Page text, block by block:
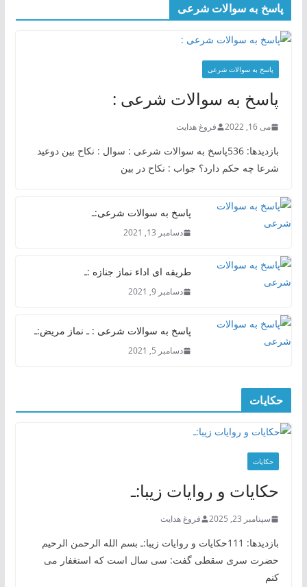
پاسخ به سوالات شرعی
پاسخ به سوالات شرعی
پاسخ به سوالات شرعی :
می 16, 2022 فروغ هدایت
بازدیدها: 536پاسخ به سوالات شرعی : سوال : نکاح بین دوعید
شرعا چه حکم دارد؟ جواب : نکاح در بین
پاسخ به سوالات شرعی:ـ
دسامبر 13, 2021
طریقه ای اداء نماز جنازه :ـ
دسامبر 9, 2021
پاسخ به سوالات شرعی : ـ نماز مریض:ـ
دسامبر 5, 2021
حکایات
حکایات
حکایات و روایات زیبا:ـ
سپتامبر 23, 2025 فروغ هدایت
بازدیدها: 111حکایات و روایات زیبا:ـ بسم الله الرحمن الرحیم
حضرت سری سقطی گفت: سی سال است که استغفار می
کنم